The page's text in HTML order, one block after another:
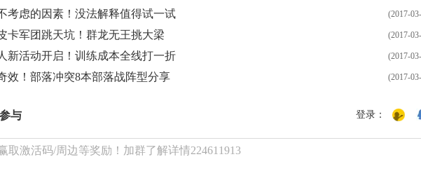
(2017-
考虑的因素！没法解释值得试一试
(2017-
卡军团跳天坑！群龙无王挑大梁
(2017-
新活动开启！训练成本全线打一折
(2017-
效！部落冲突8本部落战阵型分享
与 登录：
取激活码/周边等奖励！加群了解详情224611913